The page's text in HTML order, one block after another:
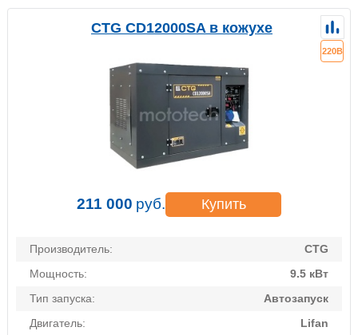
CTG CD12000SA в кожухе
220В
211 000 руб. Купить
Производитель:
CTG
Мощность:
9.5 кВт
Тип запуска:
Автозапуск
Двигатель:
Lifan